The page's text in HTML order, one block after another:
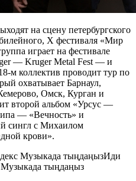
на сцену петербургского
X фестиваля «Мир
играет на фестивале
— Kruger Metal Fest — и
м коллектив проводит тур по
охватывает Барнаул,
Омск, Курган и
второй альбом «Урсус —
— «Вечность» и
сингл с Михаилом
крови».
Музыкада тыңдаңызИди
тыңдаңыз